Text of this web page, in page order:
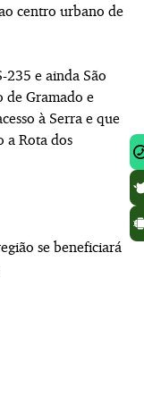
centro urbano de
235 e ainda São
de Gramado e
à Serra e que
a Rota dos
se beneficiará